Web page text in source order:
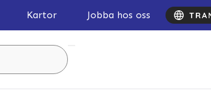
Kartor Jobba hos oss